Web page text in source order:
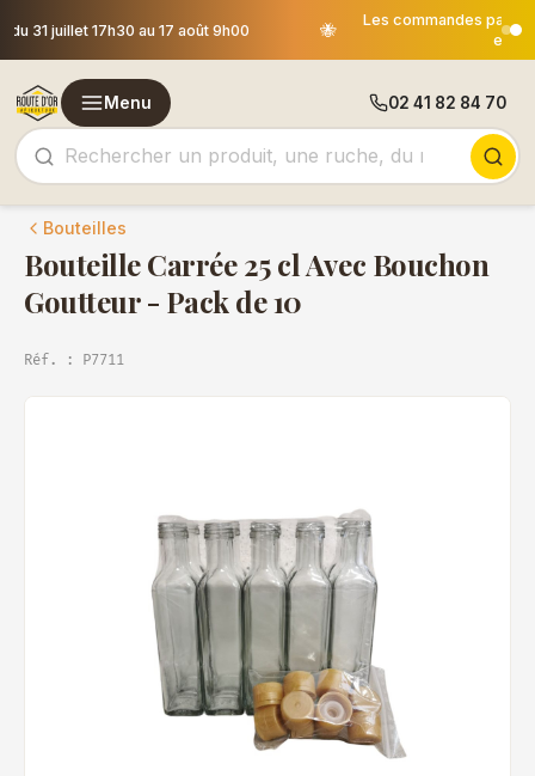
🐝
Les commandes passées après le 30 juillet 12h00 seront
expédiées le 18 août
Menu 02 41 82 84 70
Bouteilles
Bouteille Carrée 25 cl Avec Bouchon
Goutteur - Pack de 10
Réf. : P7711